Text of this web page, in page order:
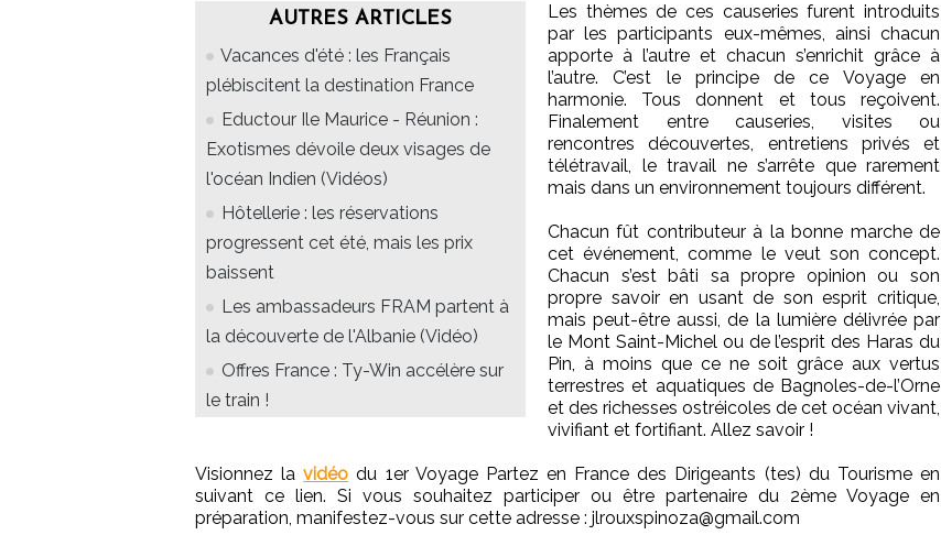
AUTRES ARTICLES
Vacances d'été : les Français
plébiscitent la destination France
Eductour Ile Maurice - Réunion :
Exotismes dévoile deux visages de
l'océan Indien (Vidéos)
Hôtellerie : les réservations
progressent cet été, mais les prix
baissent
Les ambassadeurs FRAM partent à
la découverte de l'Albanie (Vidéo)
Offres France : Ty-Win accélère sur
le train !
Les thèmes de ces causeries furent introduits
par les participants eux-mêmes, ainsi chacun
apporte à l’autre et chacun s’enrichit grâce à
l’autre. C’est le principe de ce Voyage en
harmonie. Tous donnent et tous reçoivent.
Finalement entre causeries, visites ou
rencontres découvertes, entretiens privés et
télétravail, le travail ne s’arrête que rarement
mais dans un environnement toujours différent.
Chacun fût contributeur à la bonne marche de
cet événement, comme le veut son concept.
Chacun s’est bâti sa propre opinion ou son
propre savoir en usant de son esprit critique,
mais peut-être aussi, de la lumière délivrée par
le Mont Saint-Michel ou de l’esprit des Haras du
Pin, à moins que ce ne soit grâce aux vertus
terrestres et aquatiques de Bagnoles-de-l’Orne
et des richesses ostréicoles de cet océan vivant,
vivifiant et fortifiant. Allez savoir !
Visionnez lavidéo du 1er Voyage Partez en France des Dirigeants (tes) du Tourisme en
suivant ce lien. Si vous souhaitez participer ou être partenaire du 2ème Voyage en
préparation, manifestez-vous sur cette adresse : jlrouxspinoza@gmail.com